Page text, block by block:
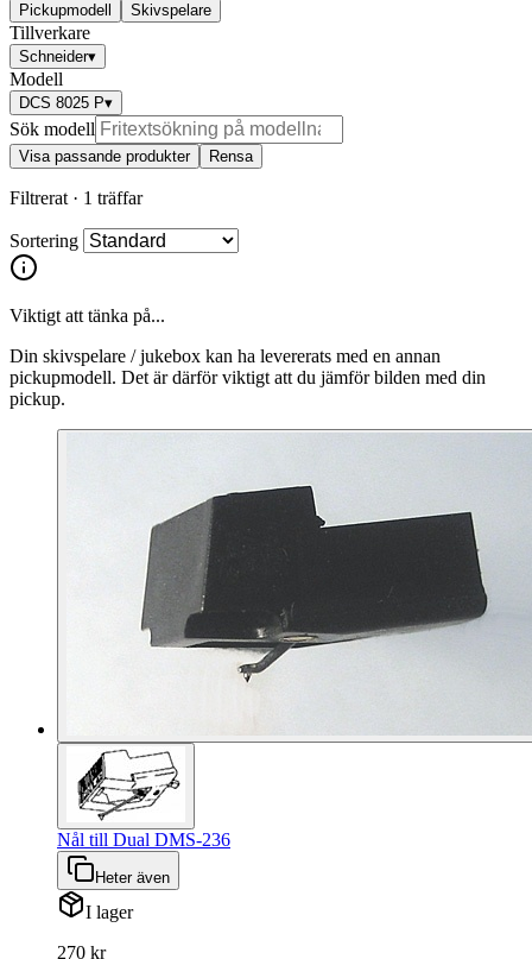
Pickupmodell Skivspelare
Tillverkare
Schneider▾
Modell
DCS 8025 P▾
Sök modell
Visa passande produkter Rensa
Filtrerat · 1 träffar
Sortering
Viktigt att tänka på...
Din skivspelare / jukebox kan ha levererats med en annan
pickupmodell. Det är därför viktigt att du jämför bilden med din
pickup.
Nål till Dual DMS-236
Heter även
I lager
270 kr